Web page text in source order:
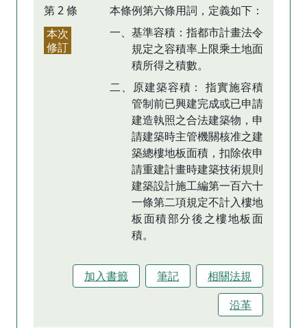
第 2 條
本次
修訂
本條例第六條用詞，定義如下：
一、基準容積：指都市計畫法令
規定之容積率上限乘土地面
積所得之積數。
二、原建築容積： 指實施容積
管制前已興建完成或已申請
建造執照之合法建築物，申
請建築時主管機關核准之建
築總樓地板面積，扣除依申
請重建計畫時建築技術規則
建築設計施工編第一百六十
一條第二項規定不計入樓地
板面積部分後之樓地板面
積。
加入書籤 筆記
相關法規
沿革